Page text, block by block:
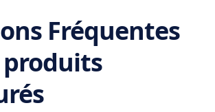
Fréquentes
produits